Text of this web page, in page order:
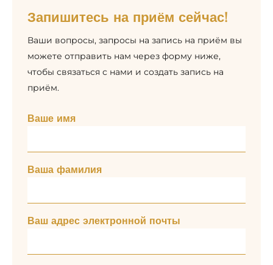
Запишитесь на приём сейчас!
Ваши вопросы, запросы на запись на приём вы
можете отправить нам через форму ниже,
чтобы связаться с нами и создать запись на
приём.
Ваше имя
Ваша фамилия
Ваш адрес электронной почты